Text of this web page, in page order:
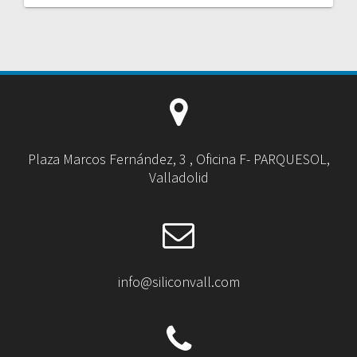
Plaza Marcos Fernández, 3 , Oficina F- PARQUESOL,
Valladolid
info@siliconvall.com